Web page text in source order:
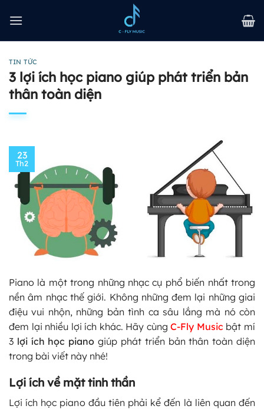
qua
TIN TỨC
3 lợi ích học piano giúp phát triển bản
thân toàn diện
23
Th2
Piano là một trong những nhạc cụ phổ biến nhất trong
nền âm nhạc thế giới. Không những đem lại những giai
điệu vui nhộn, những bản tình ca sâu lắng mà nó còn
đem lại nhiều lợi ích khác. Hãy cùngC-Fly Music bật mí
3 lợi ích học piano giúp phát triển bản thân toàn diện
trong bài viết này nhé!
Lợi ích về mặt tinh thần
Lợi ích học piano đầu tiên phải kể đến là liên quan đến